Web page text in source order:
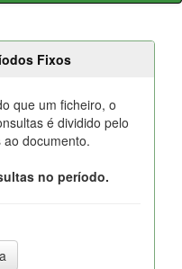
Fixos
que um ficheiro, o
é dividido pelo
documento.
no período.